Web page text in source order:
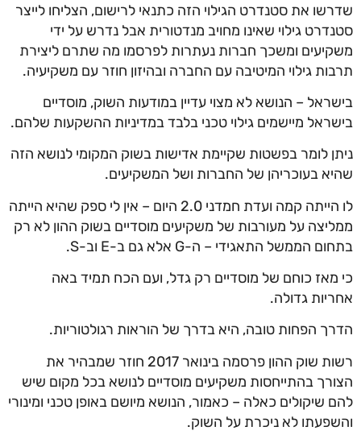
שדרשו את סטנדרט הגילוי הזה כתנאי לרישום, הצליחו לייצר
סטנדרט גילוי שאינו מחויב מנדטורית אבל נדרש על ידי
משקיעים ומשכך חברות נעתרות לפרסמו מה שתרם ליצירת
תרבות גילוי המיטיבה עם החברה ובהיזון חוזר עם משקיעיה.
בישראל – הנושא לא מצוי עדיין במודעות השוק, מוסדיים
בישראל מיישמים גילוי טכני בלבד במדיניות ההשקעות שלהם.
ניתן לומר בפשטות שקיימת אדישות בשוק המקומי לנושא הזה
שהיא בעוכריהן של החברות ושל המשקיעים.
לו הייתה קמה ועדת חמדני 2.0 היום – אין לי ספק שהיא הייתה
ממליצה על מעורבות של משקיעים מוסדיים בשוק ההון לא רק
בתחום הממשל התאגידי – ה-G אלא גם ב-E וב-S.
כי מאז כוחם של מוסדיים רק גדל, ועם הכח תמיד באה
אחריות גדולה.
הדרך הפחות טובה, היא בדרך של הוראות רגולטוריות.
רשות שוק ההון פרסמה בינואר 2017 חוזר שמבהיר את
הצורך בהתייחסות משקיעים מוסדיים לנושא בכל מקום שיש
להם שיקולים כאלה – כאמור, הנושא מיושם באופן טכני ומינורי
והשפעתו לא ניכרת על השוק.